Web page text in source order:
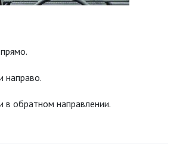
направо.
в обратном направлении.